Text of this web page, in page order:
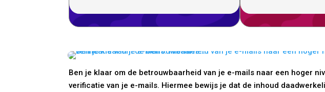
Ben je klaar om de betrouwbaarheid van je e-mails naar een hoger
verificatie van je e-mails. Hiermee bewijs je dat de inhoud